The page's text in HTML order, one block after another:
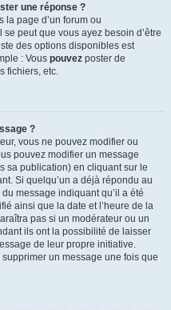
une réponse ?
page d’un forum ou
peut que vous ayez besoin d’être
des options disponibles est
: Vous pouvez poster de
fichiers, etc.
?
vous ne pouvez modifier ou
pouvez modifier un message
sa publication) en cliquant sur le
Si quelqu’un a déjà répondu au
message indiquant qu’il a été
ainsi que la date et l’heure de la
pas si un modérateur ou un
ils ont la possibilité de laisser
de leur propre initiative.
un message une fois que